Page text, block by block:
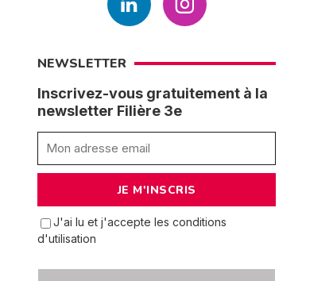
NEWSLETTER
Inscrivez-vous gratuitement à la
newsletter Filière 3e
J'ai lu et j'accepte les conditions
d'utilisation